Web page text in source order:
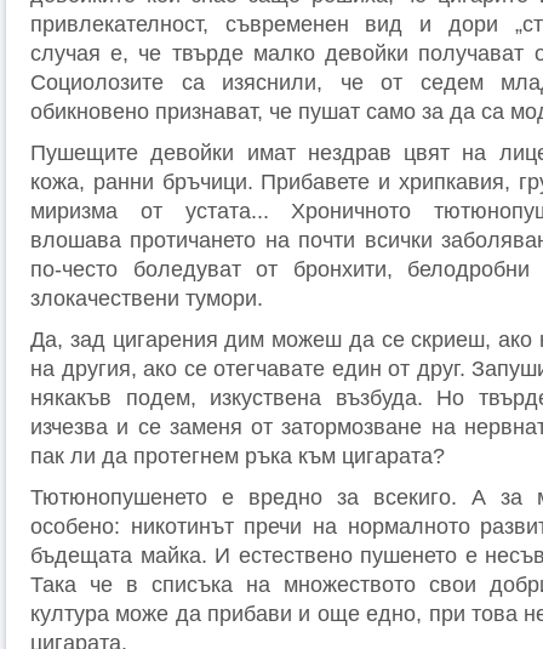
привлекателност, съвременен вид и дори
случая е, че твърде малко девойки получават
Социолозите са изяснили, че от седем
обикновено признават, че пушат само за да са
Пушещите девойки имат нездрав цвят на
кожа, ранни бръчици. Прибавете и хрипкавия,
миризма от устата... Хроничното
влошава протичането на почти всички
по-често боледуват от бронхити,
злокачествени тумори.
Да, зад цигарения дим можеш да се скриеш, ако
на другия, ако се отегчавате един от друг.
някакъв подем, изкуствена възбуда. Но
изчезва и се заменя от затормозване на
пак ли да протегнем ръка към цига­рата?
Тютюнопушенето е вредно за всекиго. А за
особено: никотинът пречи на нормалното
бъдещата майка. И естествено пушенето е
Така че в списъка на множеството свои
култура може да прибави и още едно, при това
цигарата.